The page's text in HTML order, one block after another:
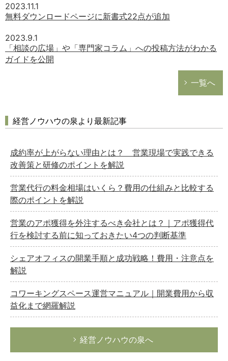
2023.11.1
無料ダウンロードページに新書式22点が追加
2023.9.1
「相談の広場」や「専門家コラム」への投稿方法がわかる
ガイドを公開
一覧へ
経営ノウハウの泉より最新記事
成約率が上がらない理由とは？ 営業現場で実践できる
改善策と研修のポイントを解説
営業代行の料金相場はいくら？費用の仕組みと比較する
際のポイントを解説
営業のアポ獲得を外注するべき会社とは？｜アポ獲得代
行を検討する前に知っておきたい4つの判断基準
シェアオフィスの開業手順と成功戦略！費用・注意点を
解説
コワーキングスペース運営マニュアル｜開業費用から収
益化まで網羅解説
経営ノウハウの泉へ